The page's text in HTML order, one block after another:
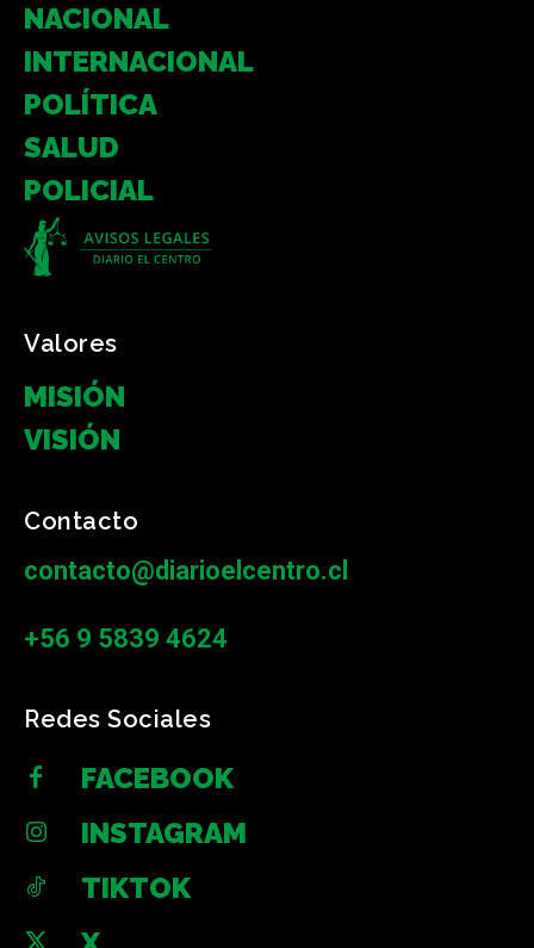
NACIONAL
INTERNACIONAL
POLÍTICA
SALUD
POLICIAL
Valores
MISIÓN
VISIÓN
Contacto
contacto@diarioelcentro.cl
+56 9 5839 4624
Redes Sociales
FACEBOOK
INSTAGRAM
TIKTOK